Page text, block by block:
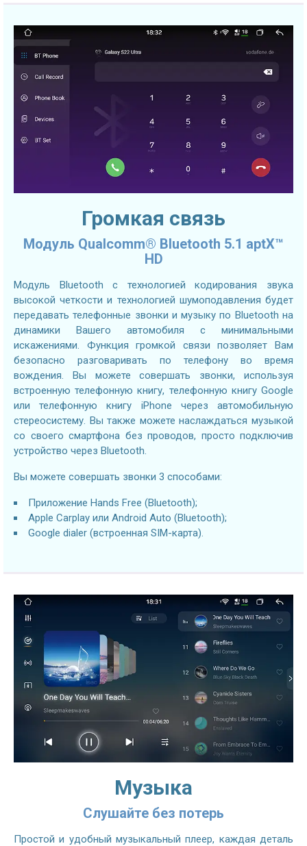
Громкая связь
Модуль Qualcomm® Bluetooth 5.1 aptX™
HD
Модуль Bluetooth с технологией кодирования звука
высокой четкости и технологией шумоподавления будет
передавать телефонные звонки и музыку по Bluetooth на
динамики Вашего автомобиля с минимальными
искажениями. Функция громкой связи позволяет Вам
безопасно разговаривать по телефону во время
вождения. Вы можете совершать звонки, используя
встроенную телефонную книгу, телефонную книгу Google
или телефонную книгу iPhone через автомобильную
стереосистему. Вы также можете наслаждаться музыкой
со своего смартфона без проводов, просто подключив
устройство через Bluetooth.
Вы можете совершать звонки 3 способами:
Приложение Hands Free (Bluetooth);
Apple Carplay или Android Auto (Bluetooth);
Google dialer (встроенная SIM-карта).
Музыка
Слушайте без потерь
Простой и удобный музыкальный плеер, каждая деталь